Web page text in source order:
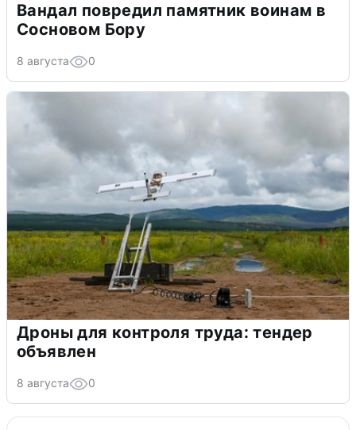
Вандал повредил памятник воинам в
Сосновом Бору
8 августа 0
Дроны для контроля труда: тендер
объявлен
8 августа 0